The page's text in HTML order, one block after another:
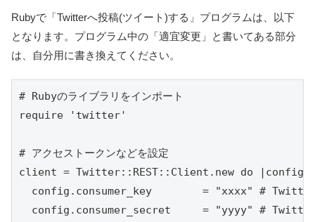
Rubyで「Twitterへ投稿(ツイート)する」プログラムは、以下
となります。プログラム中の「適宜変更」と書いてある部分
は、自分用に書き換えてください。
# Rubyのライブラリをインポート
require 'twitter'
# アクセストークンなどを設定
client = Twitter::REST::Client.new do |config|
config.consumer_key        = "xxxx" # Twitter
config.consumer_secret     = "yyyy" # Twitter